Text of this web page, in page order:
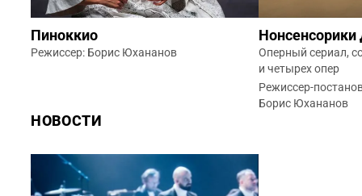
Пиноккио
Режиссер: Борис Юхананов
Оперный сериал,
и четырех опер
Режиссер-
Борис Юхананов
НОВОСТИ